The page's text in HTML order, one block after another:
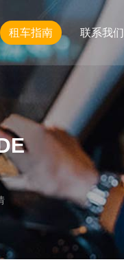
租车指南 联系我们